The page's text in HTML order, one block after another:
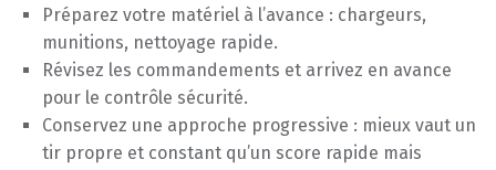
Préparez votre matériel à l’avance : chargeurs,
munitions, nettoyage rapide.
Révisez les commandements et arrivez en avance
pour le contrôle sécurité.
Conservez une approche progressive : mieux vaut un
tir propre et constant qu’un score rapide mais